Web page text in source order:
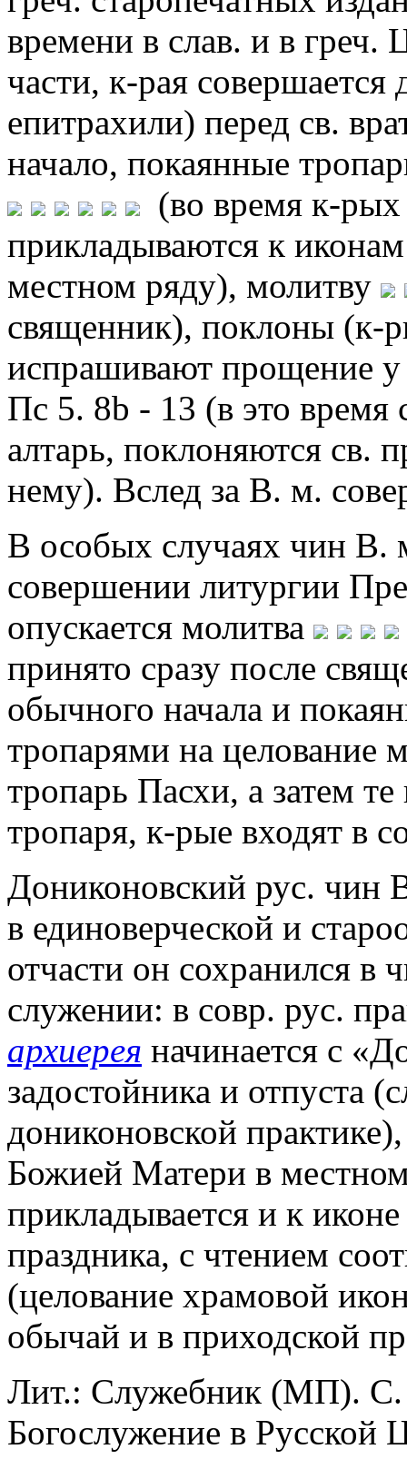
времени в слав. и в греч.
части, к-рая
епитрахили) перед св.
начало, покаянные
(во время к-
прикладываются к
местном ряду), молитву
священник), поклоны (к-
испрашивают прощение у
Пс 5. 8b - 13 (в это время
алтарь, поклоняются св.
нему). Вслед за В. м.
В особых случаях чин В.
совершении литургии
опускается молитва
принято сразу после
обычного начала и
тропарями на целование
тропарь Пасхи, а затем
тропаря, к-рые входят в
Дониконовский рус. чин
в единоверческой и
отчасти он сохранился в
служении: в совр. рус.
архиерея начинается с
задостойника и отпуста
дониконовской
Божией Матери в
прикладывается и к
праздника, с чтением
(целование храмовой
обычай и в приходской
Лит.: Служебник (МП).
Богослужение в Русской